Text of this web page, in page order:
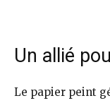
Un allié
Le papier peint